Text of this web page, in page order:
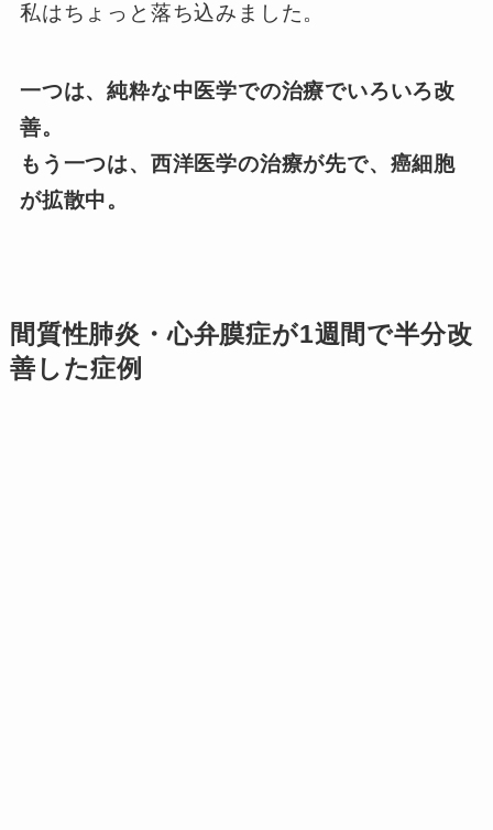
私はちょっと落ち込みました。
一つは、純粋な中医学での治療でいろいろ改
善。
もう一つは、西洋医学の治療が先で、癌細胞
が拡散中。
間質性肺炎・心弁膜症が1週間で半分改
善した症例